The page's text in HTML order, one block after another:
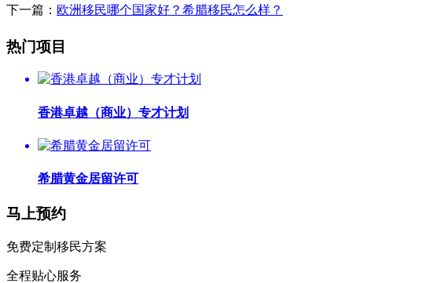
下一篇： 欧洲移民哪个国家好？希腊移民怎么样？
热门项目
香港卓越（商业）专才计划
希腊黄金居留许可
马上预约
免费定制移民方案
全程贴心服务